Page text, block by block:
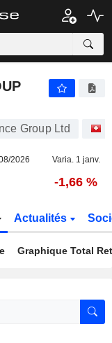
Group Ltd
2026 Varia. 1 janv.
-1,66 %
Actualités
Graphique Total